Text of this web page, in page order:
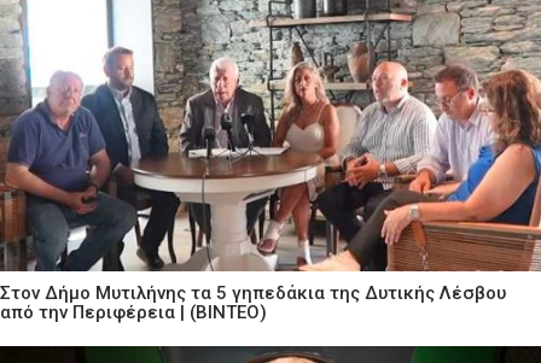
Στον Δήμο Μυτιλήνης τα 5 γηπεδάκια της Δυτικής Λέσβου
από την Περιφέρεια | (ΒΙΝΤΕΟ)